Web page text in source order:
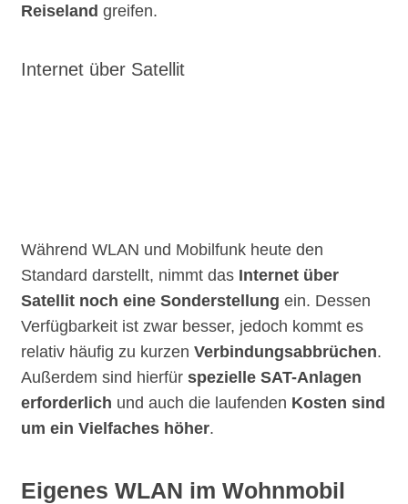
Reiseland greifen.
Internet über Satellit
Während WLAN und Mobilfunk heute den
Standard darstellt, nimmt das Internet über
Satellit noch eine Sonderstellung ein. Dessen
Verfügbarkeit ist zwar besser, jedoch kommt es
relativ häufig zu kurzen Verbindungsabbrüchen.
Außerdem sind hierfür spezielle SAT-Anlagen
erforderlich und auch die laufenden Kosten sind
um ein Vielfaches höher.
Eigenes WLAN im Wohnmobil